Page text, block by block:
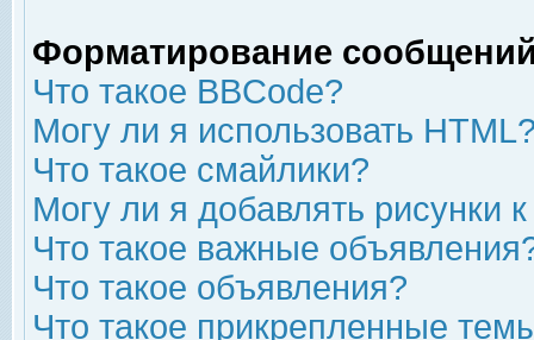
Форматирование
Что такое BBCode?
Могу ли я использовать
Что такое смайлики?
Могу ли я добавлять рисунки
Что такое важные
Что такое объявления?
Что такое прикрепленные